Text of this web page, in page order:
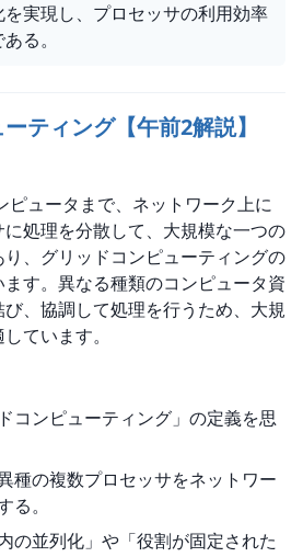
を実現し、プロセッサの利用効率
る。
ティング【午前2解説】
ピュータまで、ネットワーク上に
処理を分散して、大規模な一つの
、グリッドコンピューティングの
す。異なる種類のコンピュータ資
、協調して処理を行うため、大規
ています。
コンピューティング」の定義を思
種の複数プロセッサをネットワー
る。
の並列化」や「役割が固定された